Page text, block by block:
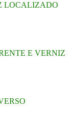
LOCALIZADO
E VERNIZ